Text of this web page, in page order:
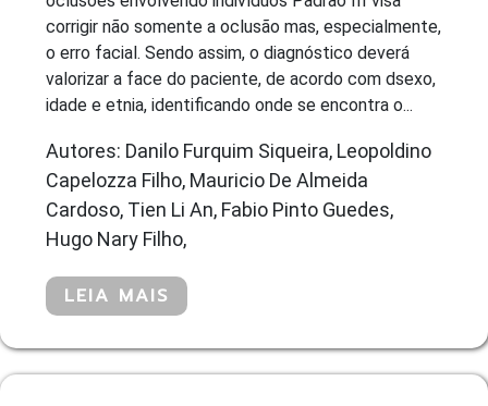
corrigir não somente a oclusão mas, especialmente,
o erro facial. Sendo assim, o diagnóstico deverá
valorizar a face do paciente, de acordo com dsexo,
idade e etnia, identificando onde se encontra o...
Autores: Danilo Furquim Siqueira, Leopoldino
Capelozza Filho, Mauricio De Almeida
Cardoso, Tien Li An, Fabio Pinto Guedes,
Hugo Nary Filho,
LEIA MAIS